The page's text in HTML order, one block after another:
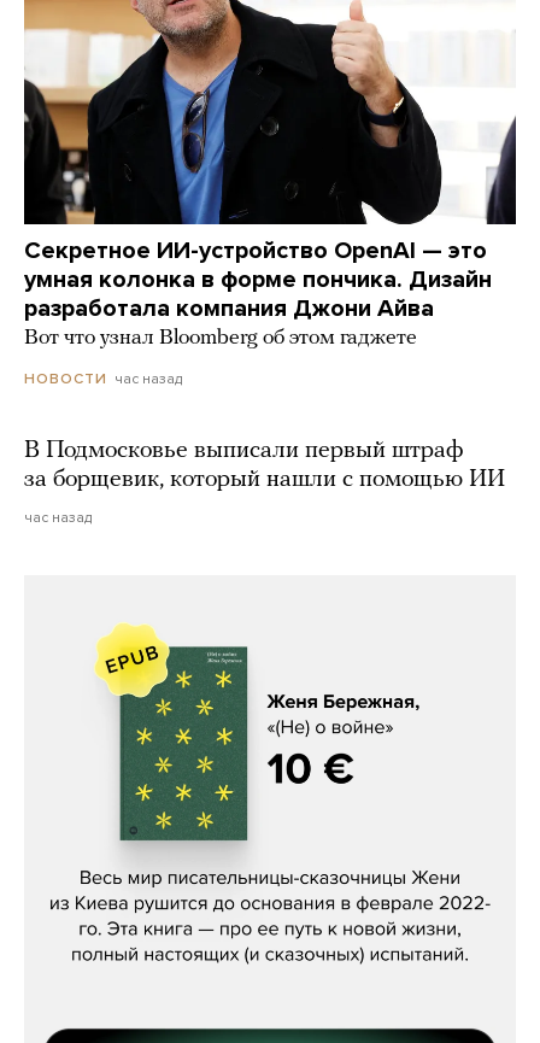
Секретное ИИ-устройство OpenAI — это
умная колонка в форме пончика. Дизайн
разработала компания Джони Айва
Вот что узнал Bloomberg об этом гаджете
НОВОСТИ час назад
В Подмосковье выписали первый штраф
за борщевик, который нашли с помощью ИИ
час назад
Женя Бережная, «(Не) о войне»